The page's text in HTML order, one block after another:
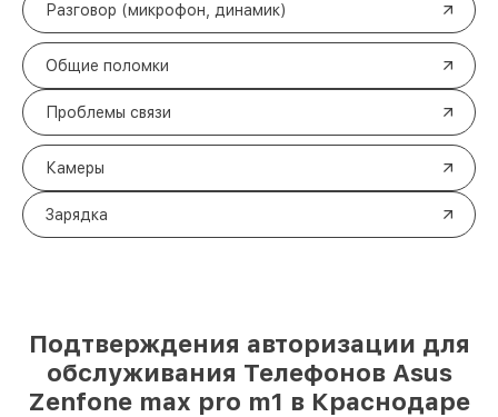
Разговор (микрофон, динамик)
Общие поломки
Проблемы связи
Камеры
Зарядка
Подтверждения авторизации для
обслуживания Телефонов Asus
Zenfone max pro m1 в Краснодаре